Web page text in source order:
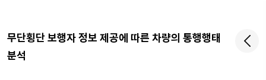
무단횡단 보행자 정보 제공에 따른 차량의 통행행태
분석